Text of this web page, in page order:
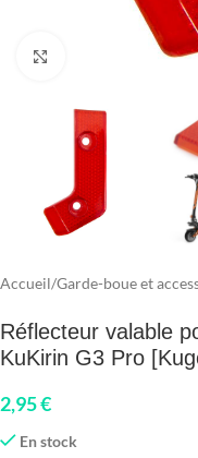
Click to enlarge
Accueil/Garde-boue et
Réflecteur valable
KuKirin G3 Pro
2,95€
En stock